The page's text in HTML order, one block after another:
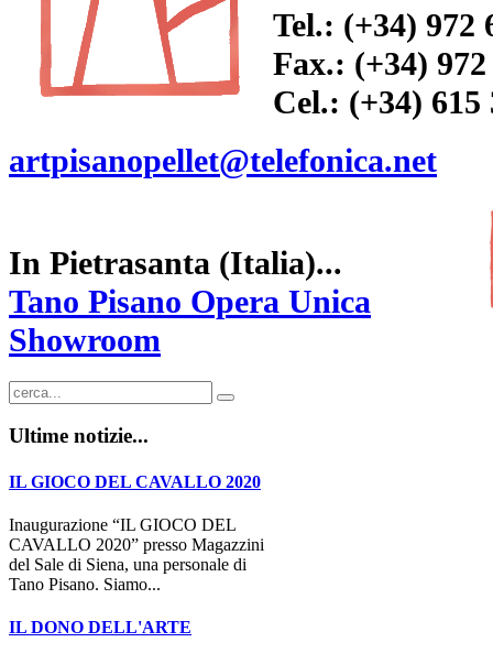
Tel.: (+34) 972
Fax.: (+34) 972
Cel.: (+34) 615
artpisanopellet@telefonica.net
In Pietrasanta (Italia)...
Tano Pisano Opera Unica
Showroom
Ultime notizie...
IL GIOCO DEL CAVALLO 2020
Inaugurazione “IL GIOCO DEL
CAVALLO 2020” presso Magazzini
del Sale di Siena, una personale di
Tano Pisano. Siamo...
IL DONO DELL'ARTE